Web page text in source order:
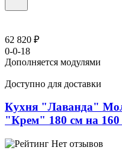
62 820 ₽
0-0-18
Дополняется модулями
Доступно для доставки
Кухня "Лаванда"
"Крем" 180 см на 160
Нет отзывов